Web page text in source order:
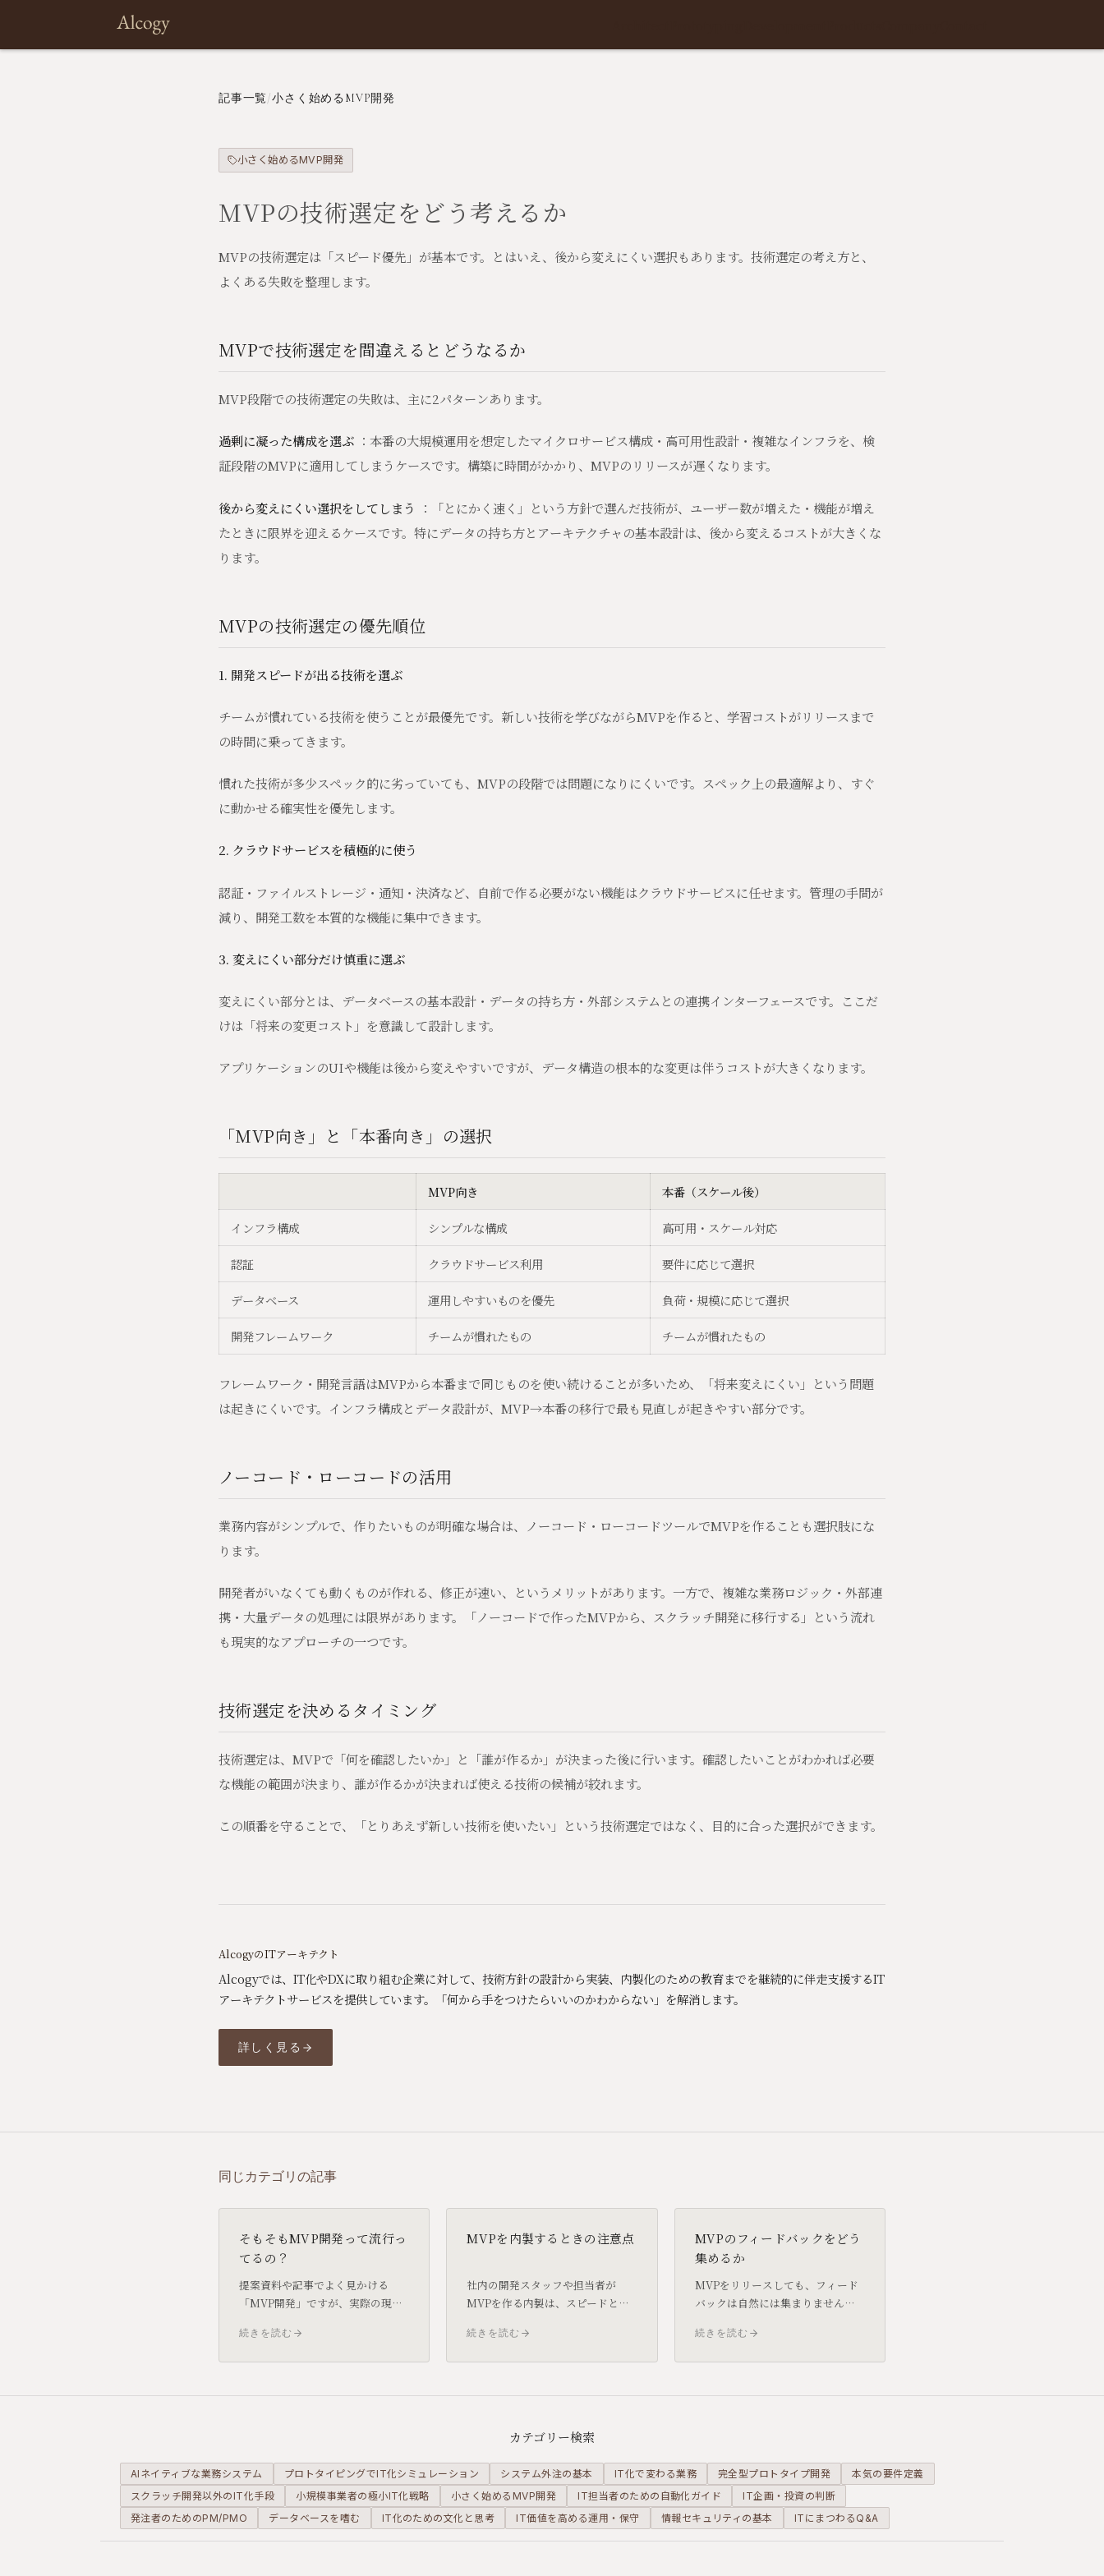
記事一覧/小さく始めるMVP開発
小さく始めるMVP開発
MVPの技術選定をどう考えるか
MVPの技術選定は「スピード優先」が基本です。とはいえ、後から変えにくい選択もあります。技術選定の考え方と、
よくある失敗を整理します。
MVPで技術選定を間違えるとどうなるか
MVP段階での技術選定の失敗は、主に2パターンあります。
過剰に凝った構成を選ぶ ：本番の大規模運用を想定したマイクロサービス構成・高可用性設計・複雑なインフラを、検
証段階のMVPに適用してしまうケースです。構築に時間がかかり、MVPのリリースが遅くなります。
後から変えにくい選択をしてしまう
：「とにかく速く」という方針で選んだ技術が、ユーザー数が増えた・機能が増え
たときに限界を迎えるケースです。特にデータの持ち方とアーキテクチャの基本設計は、後から変えるコストが大きくな
ります。
MVPの技術選定の優先順位
1. 開発スピードが出る技術を選ぶ
チームが慣れている技術を使うことが最優先です。新しい技術を学びながらMVPを作ると、学習コストがリリースまで
の時間に乗ってきます。
慣れた技術が多少スペック的に劣っていても、MVPの段階では問題になりにくいです。スペック上の最適解より、すぐ
に動かせる確実性を優先します。
2. クラウドサービスを積極的に使う
認証・ファイルストレージ・通知・決済など、自前で作る必要がない機能はクラウドサービスに任せます。管理の手間が
減り、開発工数を本質的な機能に集中できます。
3. 変えにくい部分だけ慎重に選ぶ
変えにくい部分とは、データベースの基本設計・データの持ち方・外部システムとの連携インターフェースです。ここだ
けは「将来の変更コスト」を意識して設計します。
アプリケーションのUIや機能は後から変えやすいですが、データ構造の根本的な変更は伴うコストが大きくなります。
「MVP向き」と「本番向き」の選択
MVP向き 本番（スケール後）
インフラ構成 シンプルな構成 高可用・スケール対応
認証 クラウドサービス利用 要件に応じて選択
データベース 運用しやすいものを優先 負荷・規模に応じて選択
開発フレームワーク チームが慣れたもの チームが慣れたもの
フレームワーク・開発言語はMVPから本番まで同じものを使い続けることが多いため、「将来変えにくい」という問題
は起きにくいです。インフラ構成とデータ設計が、MVP→本番の移行で最も見直しが起きやすい部分です。
ノーコード・ローコードの活用
業務内容がシンプルで、作りたいものが明確な場合は、ノーコード・ローコードツールでMVPを作ることも選択肢にな
ります。
開発者がいなくても動くものが作れる、修正が速い、というメリットがあります。一方で、複雑な業務ロジック・外部連
携・大量データの処理には限界があります。「ノーコードで作ったMVPから、スクラッチ開発に移行する」という流れ
も現実的なアプローチの一つです。
技術選定を決めるタイミング
技術選定は、MVPで「何を確認したいか」と「誰が作るか」が決まった後に行います。確認したいことがわかれば必要
な機能の範囲が決まり、誰が作るかが決まれば使える技術の候補が絞れます。
この順番を守ることで、「とりあえず新しい技術を使いたい」という技術選定ではなく、目的に合った選択ができます。
AlcogyのITアーキテクト
Alcogyでは、IT化やDXに取り組む企業に対して、技術方針の設計から実装、内製化のための教育までを継続的に伴走支援するIT
アーキテクトサービスを提供しています。「何から手をつけたらいいのかわからない」を解消します。
詳しく見る
同じカテゴリの記事
そもそもMVP開発って流行っ
てるの？
提案資料や記事でよく見かける
「MVP開発」ですが、実際の現場
り聞きません。現場での実態と、
続きを読む
MVPを内製するときの注意点
社内の開発スタッフや担当者が
MVPを作る内製は、スピードとコ
し、規模が大きくなったときに外
続きを読む
MVPのフィードバックをどう
集めるか
MVPをリリースしても、フィード
バックは自然には集まりません。
を設計することが、MVPの検証精
続きを読む
カテゴリー検索
AIネイティブな業務システム プロトタイピングでIT化シミュレーション システム外注の基本 IT化で変わる業務 完全型プロトタイプ開発
本気の要件定義
スクラッチ開発以外のIT化手段
小規模事業者の極小IT化戦略 小さく始めるMVP開発 IT担当者のための自動化ガイド
IT企画・投資の判断
発注者のためのPM/PMO
データベースを嗜む IT化のための文化と思考 IT価値を高める運用・保守 情報セキュリティの基本 ITにまつわるQ&A